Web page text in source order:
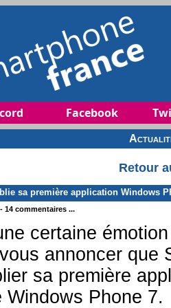
Facebook
Retour
sa première application Windows
14 commentaires ...
certaine
annoncer que
sa première
Windows Phone 7.